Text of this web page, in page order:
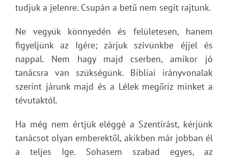
tudjuk a jelenre. Csupán a betű nem segít rajtunk.
Ne vegyük könnyedén és felületesen, hanem
figyeljünk az Igére; zárjuk szívünkbe éjjel és
nappal. Nem hagy majd cserben, amikor jó
tanácsra van szükségünk. Bibliai irányvonalak
szerint járunk majd és a Lélek megőriz minket a
tévutaktól.
Ha még nem értjük eléggé a Szentírást, kérjünk
tanácsot olyan emberektől, akikben már jobban él
a teljes Ige. Sohasem szabad egyes, az